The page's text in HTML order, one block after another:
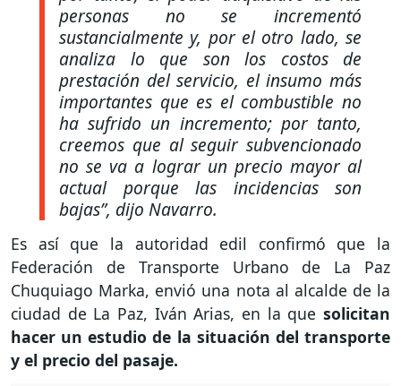
personas no se incrementó
sustancialmente y, por el otro lado, se
analiza lo que son los costos de
prestación del servicio, el insumo más
importantes que es el combustible no
ha sufrido un incremento; por tanto,
creemos que al seguir subvencionado
no se va a lograr un precio mayor al
actual porque las incidencias son
bajas”, dijo Navarro.
Es así que la autoridad edil confirmó que la
Federación de Transporte Urbano de La Paz
Chuquiago Marka, envió una nota al alcalde de la
ciudad de La Paz, Iván Arias, en la que solicitan
hacer un estudio de la situación del transporte
y el precio del pasaje.